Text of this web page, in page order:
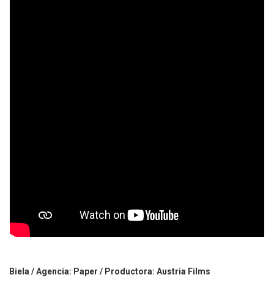
Biela / Agencia: Paper / Productora: Austria Films